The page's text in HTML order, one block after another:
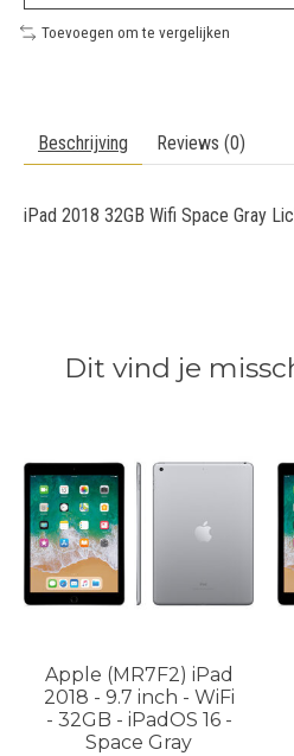
Toevoegen om te vergelijken
Beschrijving Reviews (0)
iPad 2018 32GB Wifi Space Gray
Dit vind je
Apple (MR7F2) iPad
2018 - 9.7 inch - WiFi
- 32GB - iPadOS 16 -
Space Gray